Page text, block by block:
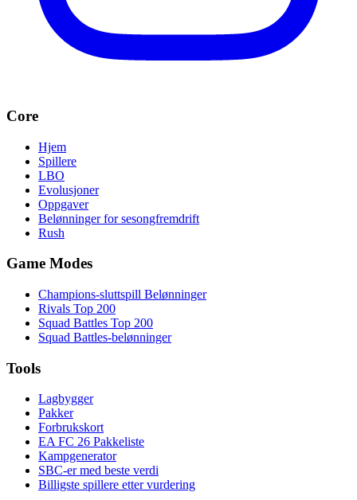
Core
Hjem
Spillere
LBO
Evolusjoner
Oppgaver
Belønninger for sesongfremdrift
Rush
Game Modes
Champions-sluttspill Belønninger
Rivals Top 200
Squad Battles Top 200
Squad Battles-belønninger
Tools
Lagbygger
Pakker
Forbrukskort
EA FC 26 Pakkeliste
Kampgenerator
SBC-er med beste verdi
Billigste spillere etter vurdering